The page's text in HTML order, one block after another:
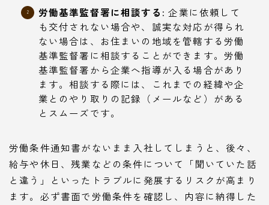
労働基準監督署に相談する: 企業に依頼して
も交付されない場合や、誠実な対応が得られ
ない場合は、お住まいの地域を管轄する労働
基準監督署に相談することができます。労働
基準監督署から企業へ指導が入る場合があり
ます。相談する際には、これまでの経緯や企
業とのやり取りの記録（メールなど）がある
とスムーズです。
労働条件通知書がないまま入社してしまうと、後々、
給与や休日、残業などの条件について「聞いていた話
と違う」といったトラブルに発展するリスクが高まり
ます。必ず書面で労働条件を確認し、内容に納得した